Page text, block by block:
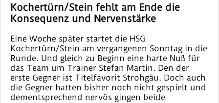
Kochertürn/Stein fehlt am Ende die
Konsequenz und Nervenstärke
Eine Woche später startet die HSG
Kochertürn/Stein am vergangenen Sonntag in die
Runde. Und gleich zu Beginn eine harte Nuß für
das Team um Trainer Stefan Martin. Den der
erste Gegner ist Titelfavorit Strohgäu. Doch auch
die Gegner hatten bisher noch nicht gespielt und
dementsprechend nervös gingen beide